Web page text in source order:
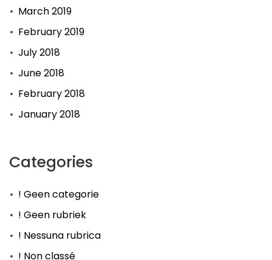
March 2019
February 2019
July 2018
June 2018
February 2018
January 2018
Categories
! Geen categorie
! Geen rubriek
! Nessuna rubrica
! Non classé